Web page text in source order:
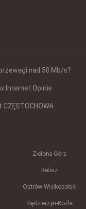
nad 50 Mb/s?
Internet Opinie
CZĘSTOCHOWA
Zielona Góra
Kalisz
Ostrów Wielkopolski
Kędzierzyn-Koźle